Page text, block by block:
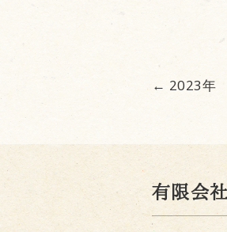
← 2023年
有限会